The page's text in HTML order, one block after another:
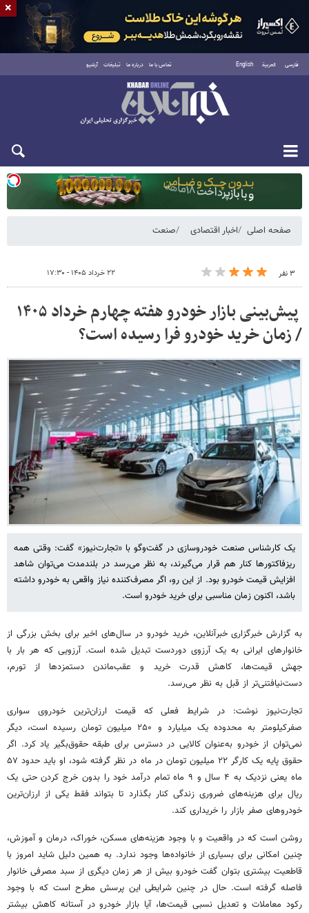
فارسی العربية English تماس با ما درباره ما تبلیغات آرشیو
یکشنبه ۱۸ مرداد ۱۴۰۵
صفحه اصلی اخبار اقتصادی صنعت
۳ نفر ۲۲ خرداد ۱۴۰۵ - ۱۷:۳۰
پیش‌بینی بازار خودرو هفته چهارم خرداد ۱۴۰۵
/ زمان خرید خودرو فرا رسیده است؟
یک کارشناس صنعت خودروسازی در گفت‌وگو با «تجارت‌نیوز» گفت: وقتی همه
ریزفاکتورها کنار هم قرار می‌گیرند، به نظر می‌رسد در بلندمدت می‌توان شاهد
افزایش قیمت خودرو بود. از این رو، اگر مصرف‌کننده نیاز واقعی به خودرو داشته
باشد، اکنون زمان مناسبی برای خرید خودرو است.
به گزارش خبرگزاری خبرآنلاین، خرید خودرو در سال‌های اخیر برای بخش بزرگی از
خانوارهای ایرانی به یک آرزوی دوردست تبدیل شده است. آرزویی که هر بار با
جهش قیمت‌ها، کاهش قدرت خرید و عقب‌ماندن دستمزدها از تورم،
دست‌نیافتنی‌تر از قبل به نظر می‌رسد.
تجارت‌نیوز نوشت: در شرایط فعلی که قیمت ارزان‌ترین خودروی سواری
صفرکیلومتر به محدوده یک میلیارد و ۲۵۰ میلیون تومان رسیده است، دیگر
نمی‌توان از خودرو به‌عنوان کالایی در دسترس برای طبقه حقوق‌بگیر یاد کرد. اگر
حقوق پایه یک کارگر ۲۲ میلیون تومان در ماه در نظر گرفته شود، او باید حدود ۵۷
ماه یعنی نزدیک به ۴ سال و ۹ ماه تمام درآمد خود را بدون خرج کردن حتی یک
ریال برای هزینه‌های ضروری زندگی کنار بگذارد تا بتواند فقط یکی از ارزان‌ترین
خودروهای صفر بازار را خریداری کند.
روشن است که در واقعیت و با وجود هزینه‌های مسکن، خوراک، درمان و آموزش،
چنین امکانی برای بسیاری از خانواده‌ها وجود ندارد. به همین دلیل شاید امروز با
قاطعیت بیشتری بتوان گفت خودرو بیش از هر زمان دیگری از سبد مصرفی خانوار
فاصله گرفته است. حال در چنین شرایطی این پرسش مطرح است که با وجود
رکود معاملات و تعدیل نسبی قیمت‌ها، آیا بازار خودرو در آستانه کاهش بیشتر
×